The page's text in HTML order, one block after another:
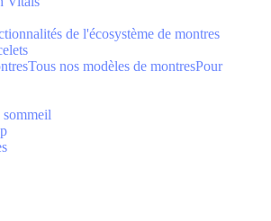
de l'écosystème de montres
Tous nos modèles de montresPour
sommeil